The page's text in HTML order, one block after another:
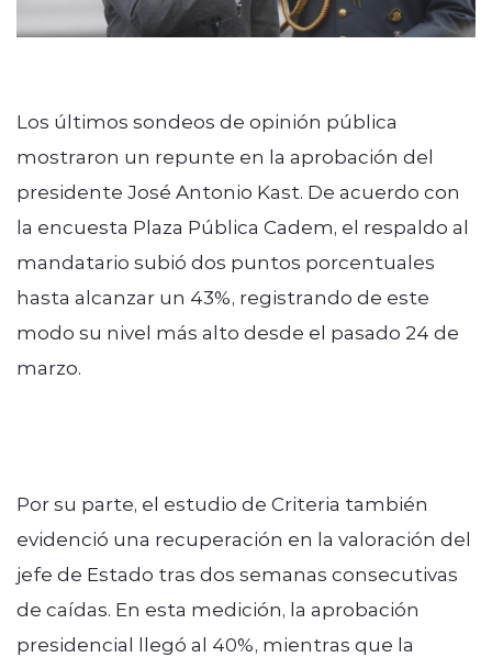
Los últimos sondeos de opinión pública
mostraron un repunte en la aprobación del
presidente José Antonio Kast. De acuerdo con
la encuesta Plaza Pública Cadem, el respaldo al
mandatario subió dos puntos porcentuales
hasta alcanzar un 43%, registrando de este
modo su nivel más alto desde el pasado 24 de
marzo.
Por su parte, el estudio de Criteria también
evidenció una recuperación en la valoración del
jefe de Estado tras dos semanas consecutivas
de caídas. En esta medición, la aprobación
presidencial llegó al 40%, mientras que la